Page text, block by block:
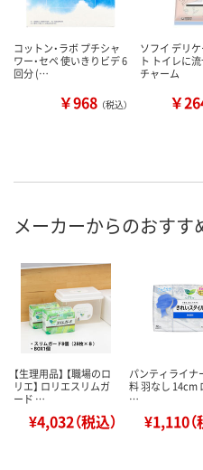
コットン・ラボ プチシャ
ワー・セペ 使いきりビデ 6
回分 (…
￥968 （税込）
ソフイ デリ
ト トイレに流
チャーム
￥
メーカーからのおすす
【生理用品】 【職場のロ
リエ】 ロリエスリムガ
ード …
¥4,032（税込）
パンティライナ
料 羽なし 14cm
…
¥1,110（